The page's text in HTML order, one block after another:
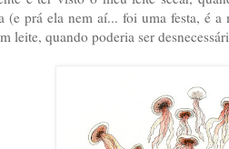
(e prá ela nem aí... foi uma festa, é
leite, quando poderia ser